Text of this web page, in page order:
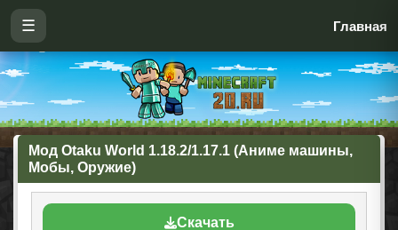
☰ Главная
Мод Otaku World 1.18.2/1.17.1 (Аниме машины,
Мобы, Оружие)
Скачать